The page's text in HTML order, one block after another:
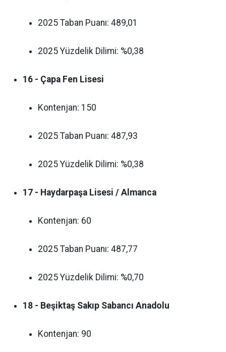
2025 Taban Puanı: 489,01
2025 Yüzdelik Dilimi: %0,38
16 - Çapa Fen Lisesi
Kontenjan: 150
2025 Taban Puanı: 487,93
2025 Yüzdelik Dilimi: %0,38
17 - Haydarpaşa Lisesi / Almanca
Kontenjan: 60
2025 Taban Puanı: 487,77
2025 Yüzdelik Dilimi: %0,70
18 - Beşiktaş Sakıp Sabancı Anadolu
Kontenjan: 90